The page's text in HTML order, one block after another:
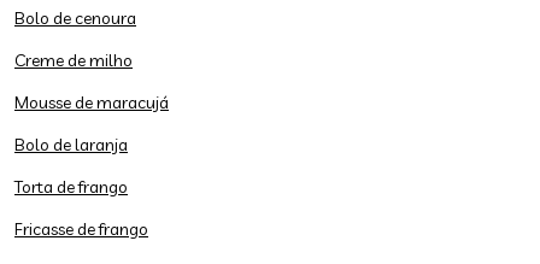
Bolo de cenoura
Creme de milho
Mousse de maracujá
Bolo de laranja
Torta de frango
Fricasse de frango